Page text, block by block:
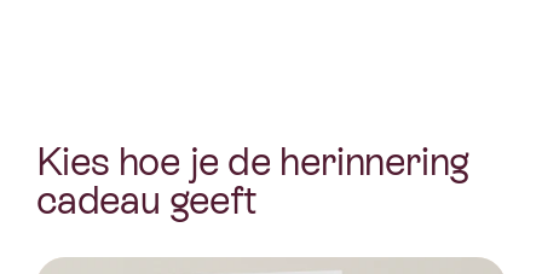
Kies hoe je de herinnering
cadeau geeft